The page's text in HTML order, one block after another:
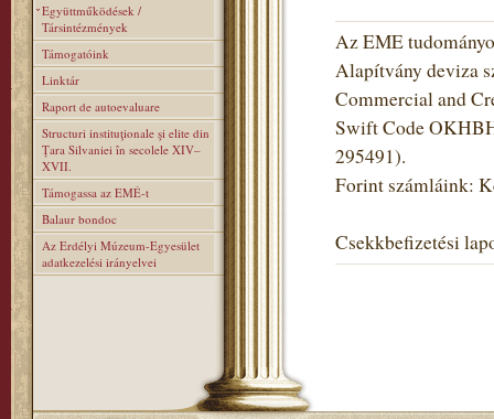
Együttműködések /
Társintézmények
Támogatóink
Linktár
Raport de autoevaluare
Structuri instituţionale şi elite din
Ţara Silvaniei în secolele XIV–
XVII.
Támogassa az EMÉ-t
Balaur bondoc
Az Erdélyi Múzeum-Egyesület
adatkezelési irányelvei
Az EME
Alapítvány deviza
Commercial and
Swift Code
295491).
Forint számláink:
Csekkbefizetési